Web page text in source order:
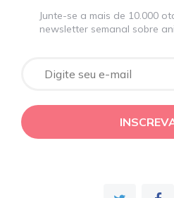
Junte-se a mais de 10.000
newsletter semanal sobre